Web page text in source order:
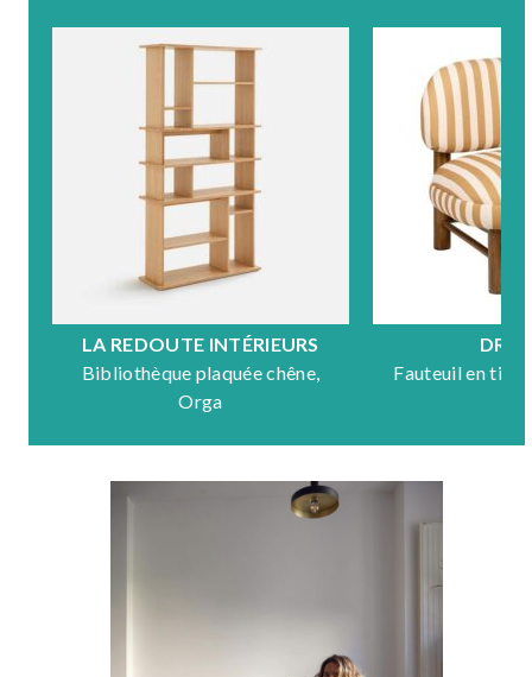
LA REDOUTE INTÉRIEURS
Bibliothèque plaquée chêne,
Orga
Fauteuil en